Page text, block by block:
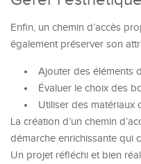
Enfin, un chemin d’accès
également préserver son
Ajouter des éléments
Évaluer le choix des
Utiliser des matériaux
La création d’un chemin
démarche enrichissante qui
Un projet réfléchi et bien